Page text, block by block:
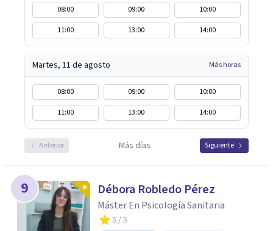
08:00 09:00
10:00
11:00
13:00 14:00
Martes, 11 de agosto Más horas
08:00 09:00
10:00
11:00
13:00 14:00
Anterior Más días Siguiente
9 Débora Robledo Pérez
Máster En Psicología Sanitaria
5 / 5